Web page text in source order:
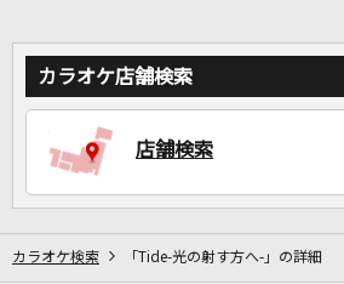
カラオケ店舗検索
店舗検索
カラオケ検索 「Tide-光の射す方へ-」の詳細